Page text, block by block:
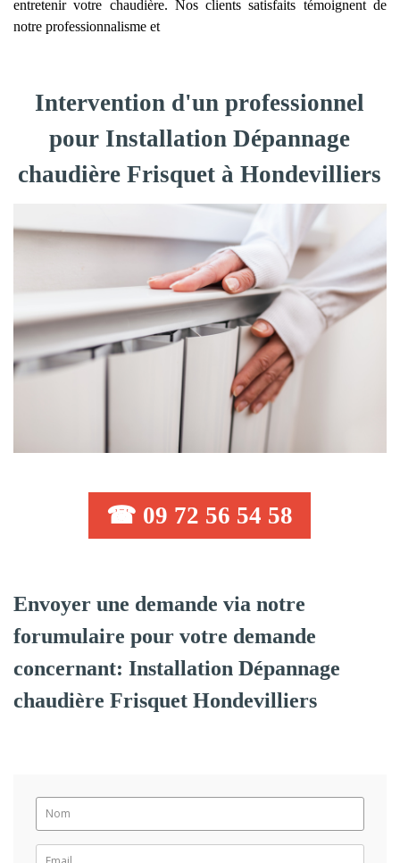
entretenir votre chaudière. Nos clients satisfaits témoignent de
notre professionnalisme et
Intervention d'un professionnel
pour Installation Dépannage
chaudière Frisquet à Hondevilliers
☎ 09 72 56 54 58
Envoyer une demande via notre
forumulaire pour votre demande
concernant: Installation Dépannage
chaudière Frisquet Hondevilliers